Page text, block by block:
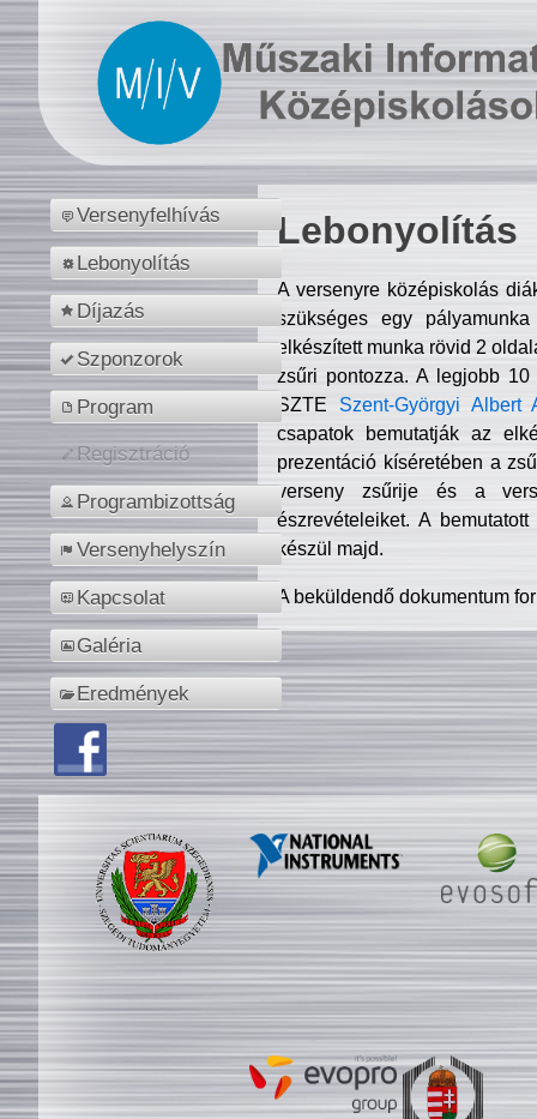
Versenyfelhívás
Lebonyolítás
Díjazás
Szponzorok
Program
Regisztráció
Programbizottság
Versenyhelyszín
Kapcsolat
Galéria
Eredmények
Lebonyolítás
A versenyre középiskolás
szükséges egy
elkészített munka rövid 2
zsűri pontozza. A legjobb
SZTE Szent-Györgyi Albert
csapatok bemutatják az
prezentáció kíséretében a
verseny zsűrije és a
észrevételeiket. A
készül majd.
A beküldendő dokumentum